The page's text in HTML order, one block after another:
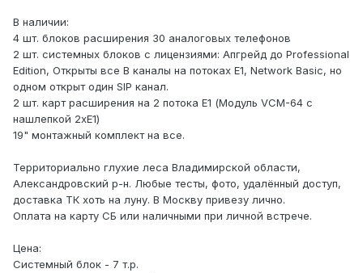
В наличии:
4 шт. блоков расширения 30 аналоговых телефонов
2 шт. системных блоков с лицензиями: Апгрейд до Professional
Edition, Открыты все B каналы на потоках Е1, Network Basic, но
одном открыт один SIP канал.
2 шт. карт расширения на 2 потока Е1 (Модуль VCM-64 с
нашлепкой 2хE1)
19" монтажный комплект на все.
Территориально глухие леса Владимирской области,
Александровский р-н. Любые тесты, фото, удалённый доступ,
доставка ТК хоть на луну. В Москву привезу лично.
Оплата на карту СБ или наличными при личной встрече.
Цена:
Системный блок - 7 т.р.